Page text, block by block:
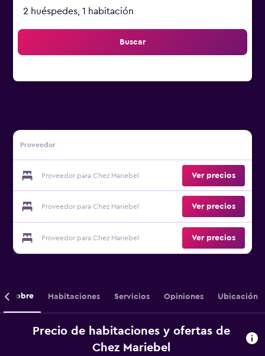
2 huéspedes, 1 habitación
Buscar
Proveedor
Proveedor para Chez Mariebel Ver precios
Proveedor para Chez Mariebel Ver precios
Proveedor para Chez Mariebel Ver precios
Sobre Habitaciones Servicios Opiniones Ubicación
Precio de habitaciones y ofertas de
Chez Mariebel